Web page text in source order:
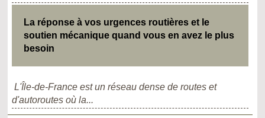
La réponse à vos urgences routières et le
soutien mécanique quand vous en avez le plus
besoin
L'Île-de-France est un réseau dense de routes et
d'autoroutes où la...